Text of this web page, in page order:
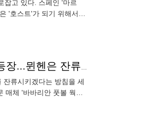
잡고 있다. 스페인 '마르
'호스트'가 되기 위해서도
'끝난 줄 알았던 맨유행 다시 살아났다!' 김민재, 맨유 CB 영입 후보 재등장...뮌헨은 잔류 방침
류시키겠다는 방침을 세
매체 '바바리안 풋볼 웍